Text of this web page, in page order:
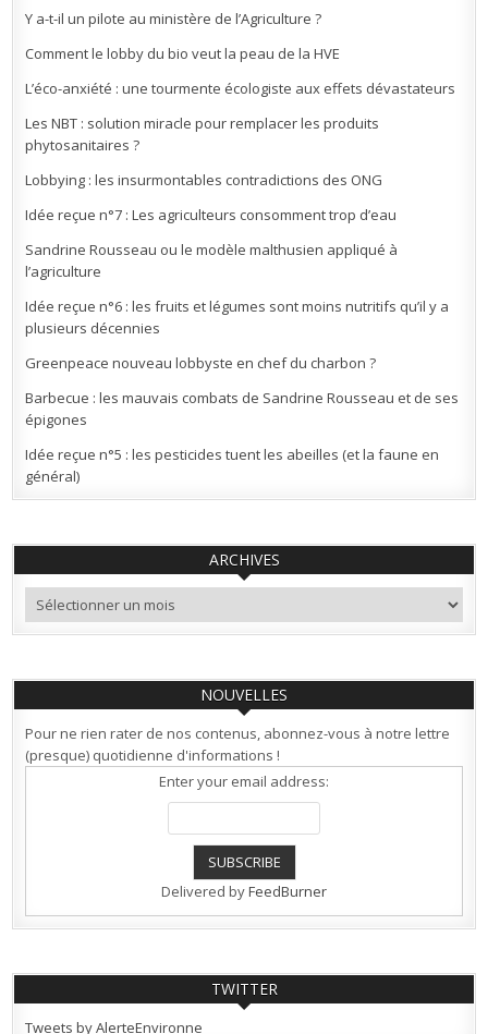
Y a-t-il un pilote au ministère de l’Agriculture ?
Comment le lobby du bio veut la peau de la HVE
L’éco-anxiété : une tourmente écologiste aux effets dévastateurs
Les NBT : solution miracle pour remplacer les produits
phytosanitaires ?
Lobbying : les insurmontables contradictions des ONG
Idée reçue n°7 : Les agriculteurs consomment trop d’eau
Sandrine Rousseau ou le modèle malthusien appliqué à
l’agriculture
Idée reçue n°6 : les fruits et légumes sont moins nutritifs qu’il y a
plusieurs décennies
Greenpeace nouveau lobbyste en chef du charbon ?
Barbecue : les mauvais combats de Sandrine Rousseau et de ses
épigones
Idée reçue n°5 : les pesticides tuent les abeilles (et la faune en
général)
ARCHIVES
Archives
NOUVELLES
Pour ne rien rater de nos contenus, abonnez-vous à notre lettre
(presque) quotidienne d'informations !
Enter your email address:
Delivered byFeedBurner
TWITTER
Tweets by AlerteEnvironne